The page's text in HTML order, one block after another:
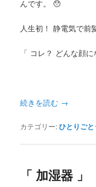
んです。 😯
人生初！ 静電気で前
「 コレ？ どんな顔に
続きを読む →
カテゴリー:ひとりごと
「 加湿器 」